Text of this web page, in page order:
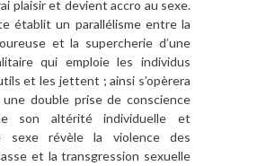
plaisir et devient accro au sexe.
établit un parallélisme entre la
et la supercherie d’une
qui emploie les individus
et les jettent ; ainsi s’opèrera
une double prise de conscience
son altérité individuelle et
sexe révèle la violence des
et la transgression sexuelle